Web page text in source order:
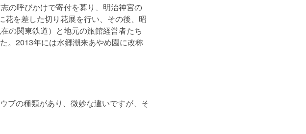
の呼びかけで寄付を募り、明治神宮の
を差した切り花展を行い、その後、昭
の関東鉄道）と地元の旅館経営者たち
。2013年には水郷潮来あやめ園に改称
ブの種類があり、微妙な違いですが、そ